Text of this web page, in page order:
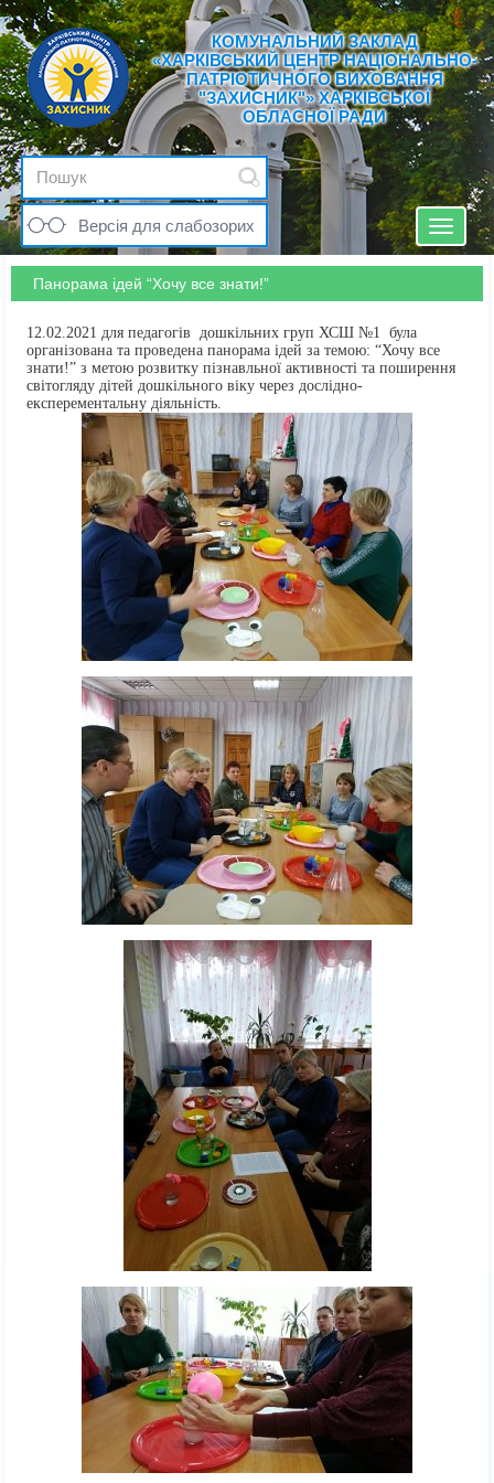
КОМУНАЛЬНИЙ ЗАКЛАД
«ХАРКІВСЬКИЙ ЦЕНТР НАЦІОНАЛЬНО-
ПАТРІОТИЧНОГО ВИХОВАННЯ
"ЗАХИСНИК"» ХАРКІВСЬКОЇ
ОБЛАСНОЇ РАДИ
Версія для слабозорих
Toggle
Панорама ідей “Хочу все знати!”
12.02.2021 для педагогів дошкільних груп ХСШ №1 була
організована та проведена панорама ідей за темою: “Хочу все
знати!” з метою розвитку пізнавльної активності та поширення
світогляду дітей дошкільного віку через дослідно-
експерементальну діяльність.